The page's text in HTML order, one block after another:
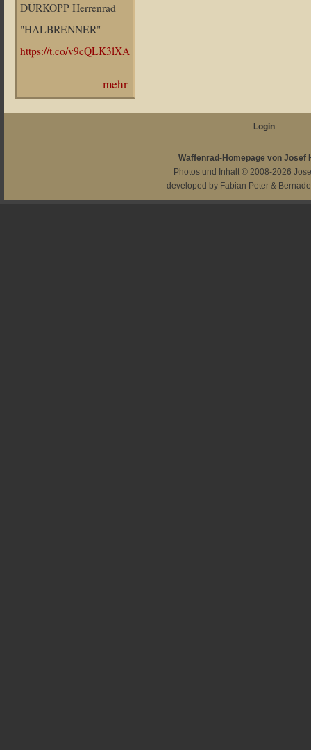
DÜRKOPP Herrenrad
"HALBRENNER"
https://t.co/v9cQLK3lXA
mehr
Login
Waffenrad-Homepage von Josef
Photos und Inhalt © 2008-2026
developed by Fabian Peter &